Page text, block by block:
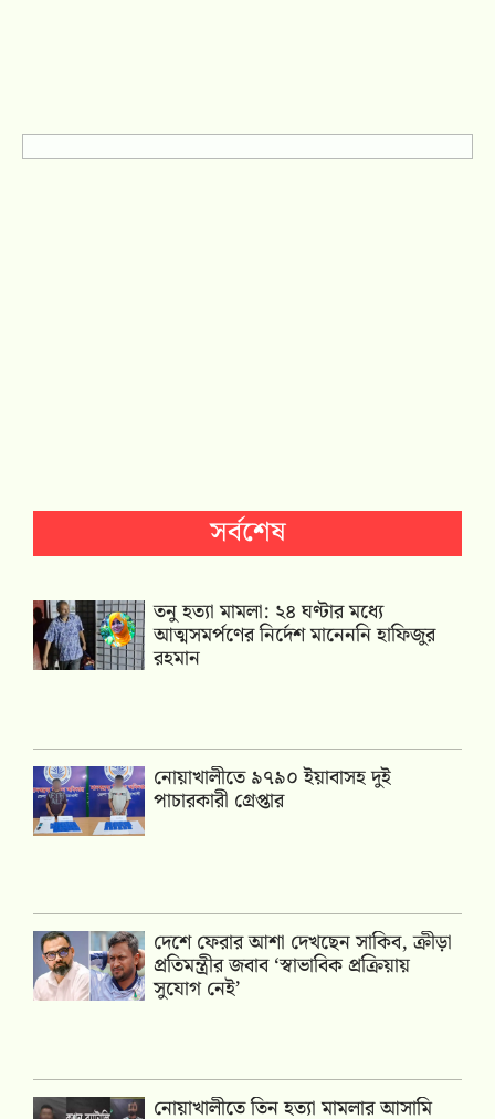
সর্বশেষ
তনু হত্যা মামলা: ২৪ ঘণ্টার মধ্যে
আত্মসমর্পণের নির্দেশ মানেননি হাফিজুর
রহমান
নোয়াখালীতে ৯৭৯০ ইয়াবাসহ দুই
পাচারকারী গ্রেপ্তার
দেশে ফেরার আশা দেখছেন সাকিব, ক্রীড়া
প্রতিমন্ত্রীর জবাব ‘স্বাভাবিক প্রক্রিয়ায়
সুযোগ নেই’
নোয়াখালীতে তিন হত্যা মামলার আসামি